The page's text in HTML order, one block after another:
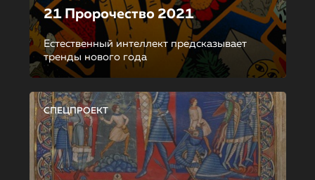
21 Пророчество 2021
Естественный интеллект предсказывает
тренды нового года
СПЕЦПРОЕКТ